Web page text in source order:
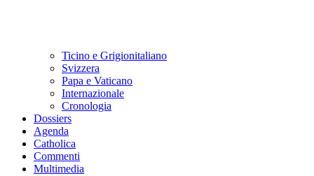
Ticino e Grigionitaliano
Svizzera
Papa e Vaticano
Internazionale
Cronologia
Dossiers
Agenda
Catholica
Commenti
Multimedia